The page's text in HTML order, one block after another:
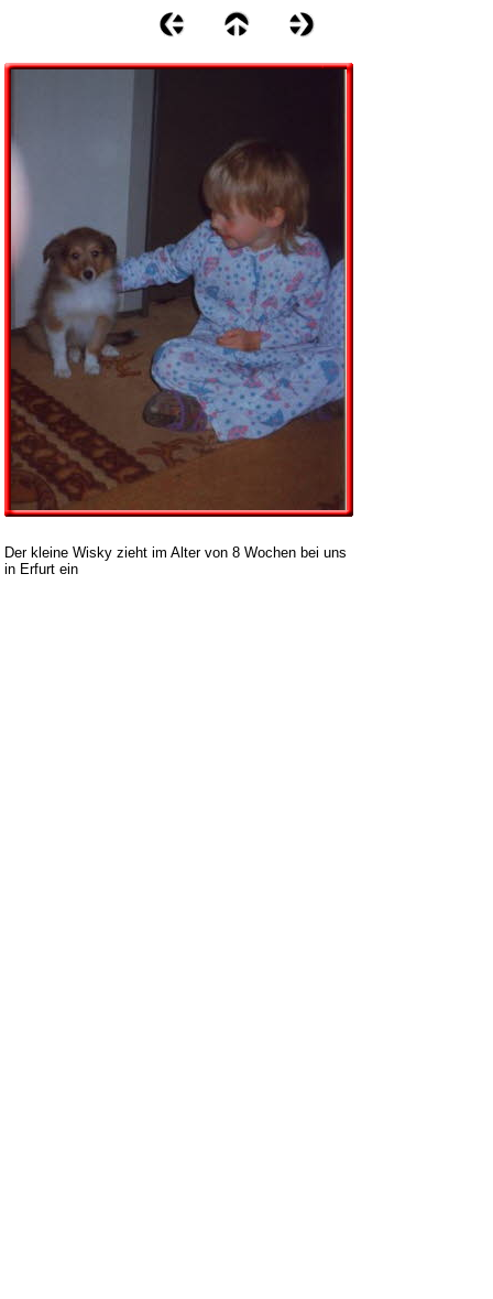
Der kleine Wisky zieht im Alter von 8 Wochen bei uns
in Erfurt ein